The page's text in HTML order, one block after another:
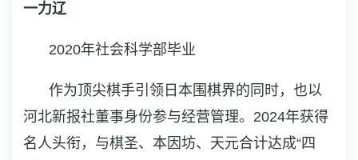
一力辽
2020年社会科学部毕业
作为顶尖棋手引领日本围棋界的同时，也以
河北新报社董事身份参与经营管理。2024年获得
名人头衔，与棋圣、本因坊、天元合计达成“四